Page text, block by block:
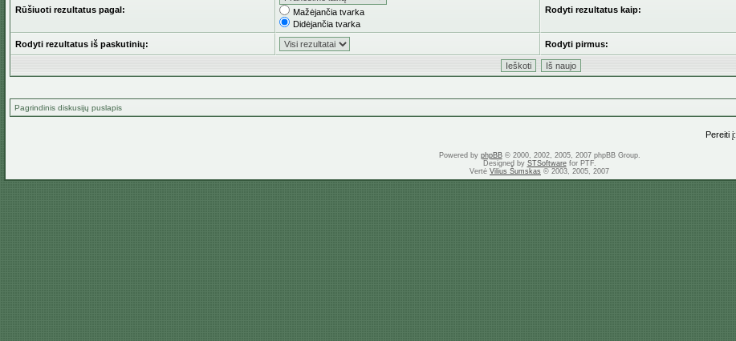
Rūšiuoti rezultatus pagal:
Mažėjančia tvarka
Didėjančia tvarka
Rodyti rezultatus kaip:
Rodyti rezultatus iš paskutinių: Rodyti pirmus:
Pagrindinis diskusijų puslapis
Pereiti į:
Powered by phpBB© 2000, 2002, 2005, 2007 phpBB Group.
Designed by STSoftwarefor PTF.
Vertė Vilius Šumskas © 2003, 2005, 2007